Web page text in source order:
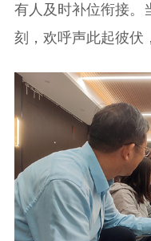
有人及时补位衔接。
刻，欢呼声此起彼伏